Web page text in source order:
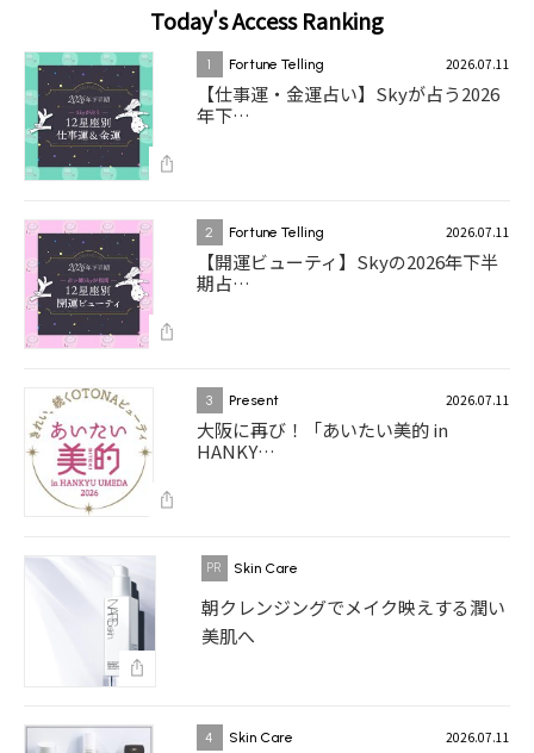
Today's Access Ranking
1 Fortune Telling 2026.07.11
【仕事運・金運占い】Skyが占う2026
年下…
2 Fortune Telling 2026.07.11
【開運ビューティ】Skyの2026年下半
期占…
3 Present 2026.07.11
大阪に再び！「あいたい美的 in
HANKY…
Skin Care
朝クレンジングでメイク映えする潤い
美肌へ
4 Skin Care 2026.07.11